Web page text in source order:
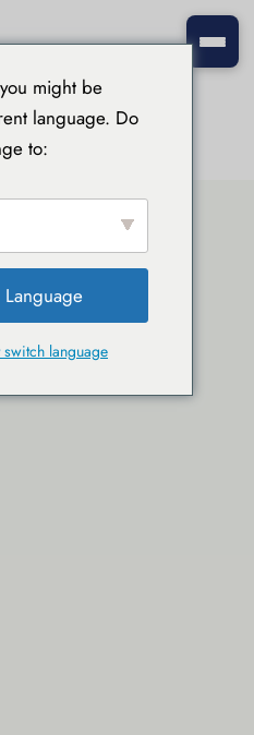
might be
language. Do
to:
language